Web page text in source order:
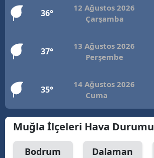
36°
12 Ağustos 2026
Çarşamba
37°
13 Ağustos 2026
Perşembe
35°
14 Ağustos 2026
Cuma
Muğla İlçeleri Hava Durumu
Bodrum
Dalaman